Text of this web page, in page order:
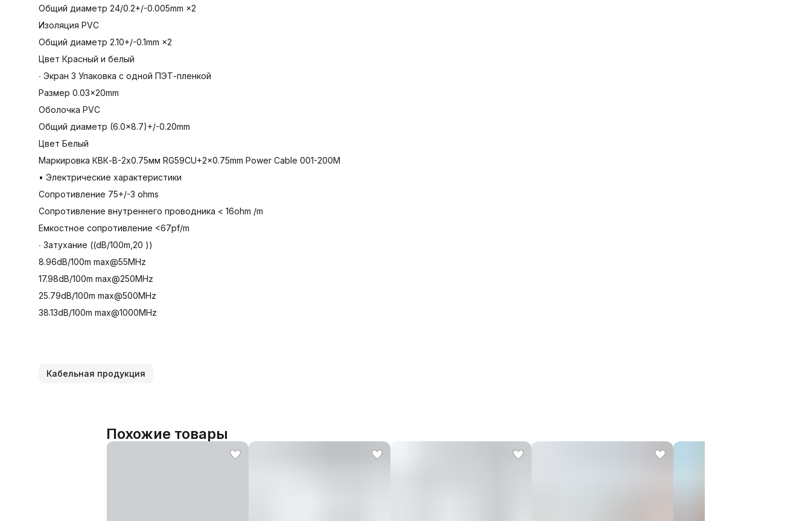
Общий диаметр 24/0.2+/-0.005mm ×2
Изоляция PVC
Общий диаметр 2.10+/-0.1mm ×2
Цвет Красный и белый
∙ Экран 3 Упаковка с одной ПЭТ-пленкой
Размер 0.03×20mm
Оболочка PVC
Общий диаметр (6.0×8.7)+/-0.20mm
Цвет Белый
Маркировка КВК-В-2х0.75мм RG59CU+2×0.75mm Power Cable 001-200M
• Электрические характеристики
Сопротивление 75+/-3 ohms
Сопротивление внутреннего проводника < 16ohm /m
Емкостное сопротивление <67pf/m
∙ Затухание ((dB/100m,20 ))
8.96dB/100m max@55MHz
17.98dB/100m max@250MHz
25.79dB/100m max@500MHz
38.13dB/100m max@1000MHz
Кабельная продукция
Похожие товары